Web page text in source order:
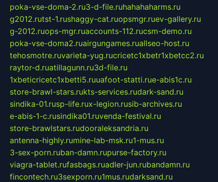
poka-vse-doma-2.ru3-d-file.ruhahahaharms.ru
g2012.rutst-1.rushaggy-cat.ruopsmgr.ruev-gallery.ru
g-2012.ruops-mgr.ruaccounts-112.rucsm-demo.ru
poka-vse-doma2.ruairgungames.ruallseo-host.ru
tehosmotre.ruvarieta-yug.rucricetc1xbetr1xbetcc2.ru
raytor-d.ruatillagunn.ru3d-file.ru
1xbeticricetc1xbetti5.ruuafoot-statti.rue-abis1c.ru
store-brawl-stars.rukts-services.rudark-sand.ru
sindika-01.rusp-life.rux-legion.rusib-archives.ru
e-abis-1-c.rusindika01.ruvenda-festival.ru
store-brawlstars.rudooraleksandria.ru
antenna-highly.rumine-lab-msk.ru1-mus.ru
3-sex-porn.ruban-damn.rupurse-factory.ru
viagra-tablet.rufasbags.ruadler-jun.rubandamn.ru
fincontech.ru3sexporn.ru1mus.rudarksand.ru